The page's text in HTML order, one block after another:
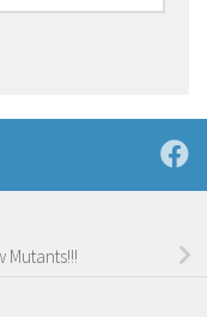
Mutants!!!